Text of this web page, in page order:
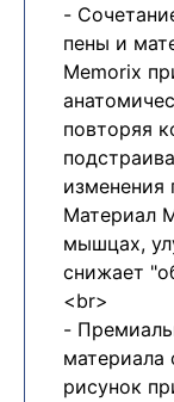
-
пены и
Memorix
повторяя
изменения
Материал
мышцах,
снижает
<br>
-
материала
рисунок